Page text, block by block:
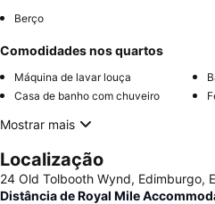
Berço
Comodidades nos quartos
Máquina de lavar louça
Casa de banho com chuveiro
Mostrar mais
Localização
24 Old Tolbooth Wynd, Edimburgo,
Distância de Royal Mile